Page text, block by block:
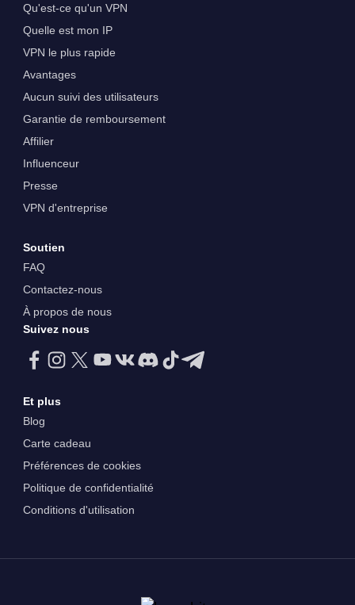
Qu'est-ce qu'un VPN
Quelle est mon IP
VPN le plus rapide
Avantages
Aucun suivi des utilisateurs
Garantie de remboursement
Affilier
Influenceur
Presse
VPN d'entreprise
Soutien
FAQ
Contactez-nous
À propos de nous
Suivez nous
Et plus
Blog
Carte cadeau
Préférences de cookies
Politique de confidentialité
Conditions d'utilisation